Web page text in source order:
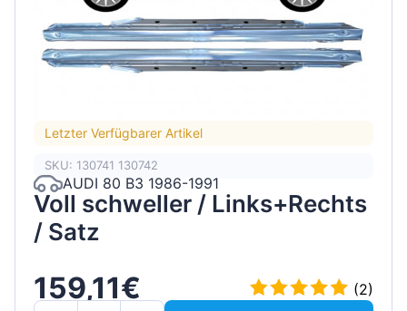
Letzter Verfügbarer Artikel
SKU: 130741 130742
AUDI 80 B3 1986-1991
Voll schweller / Links+Rechts
/ Satz
159,11€
(2)